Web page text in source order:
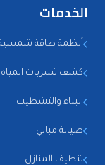
الخدمات
أنظمة طاقة
كشف تسربات المياه
البناء والتشطيب
صيانة مباني
تنظيف المنازل